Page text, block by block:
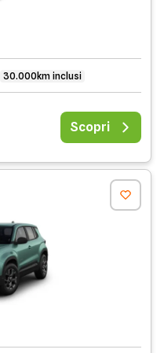
30.000km inclusi
Scopri